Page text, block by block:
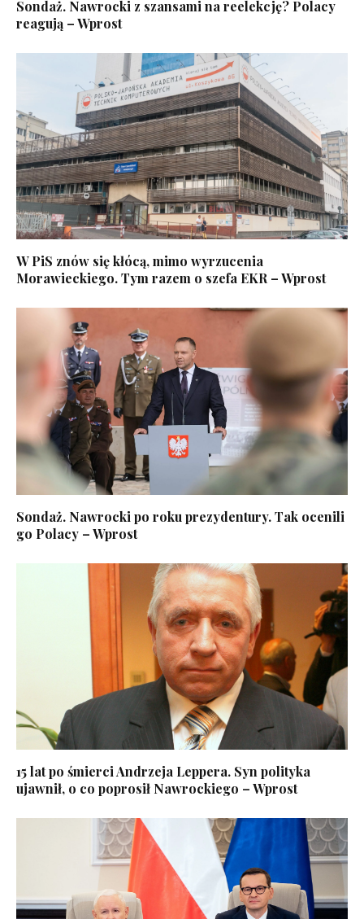
Sondaż. Nawrocki z szansami na reelekcję? Polacy
reagują – Wprost
W PiS znów się kłócą, mimo wyrzucenia
Morawieckiego. Tym razem o szefa EKR – Wprost
Sondaż. Nawrocki po roku prezydentury. Tak ocenili
go Polacy – Wprost
15 lat po śmierci Andrzeja Leppera. Syn polityka
ujawnił, o co poprosił Nawrockiego – Wprost